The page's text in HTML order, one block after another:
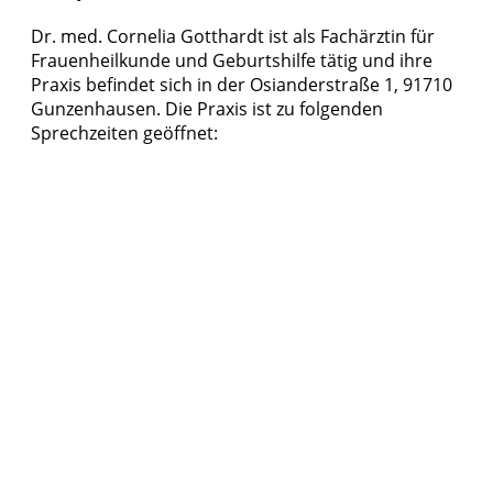
Dr. med. Cornelia Gotthardt ist als Fachärztin für
Frauenheilkunde und Geburtshilfe tätig und ihre
Praxis befindet sich in der Osianderstraße 1, 91710
Gunzenhausen. Die Praxis ist zu folgenden
Sprechzeiten geöffnet: